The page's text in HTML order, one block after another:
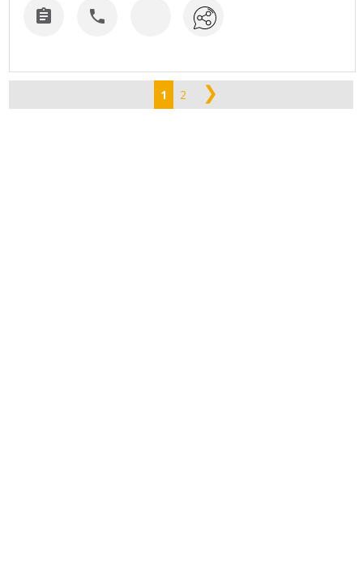
 
1 2 ❯